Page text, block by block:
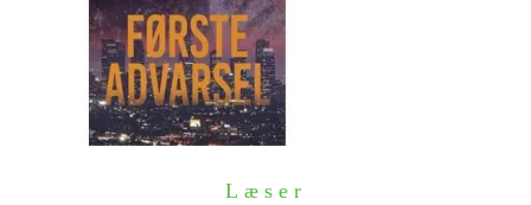
Læser